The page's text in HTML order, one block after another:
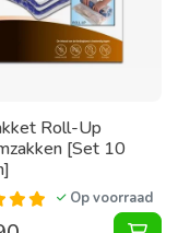
Roll-Up
[Set 10
Op voorraad